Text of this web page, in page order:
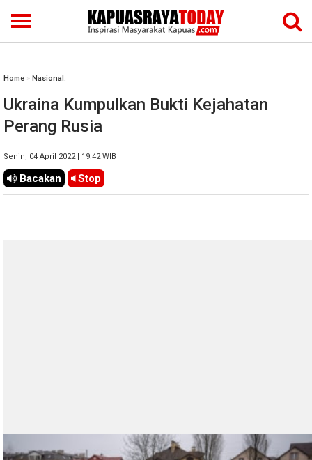
Home » Nasional.
Ukraina Kumpulkan Bukti Kejahatan
Perang Rusia
Senin, 04 April 2022 | 19.42 WIB
Bacakan Stop